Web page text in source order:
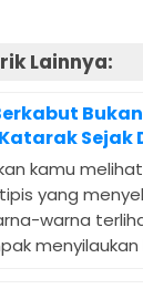
Lainnya:
Sejak
kamu
yang
warna
menyilaukan